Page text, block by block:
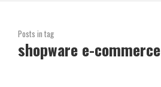
Posts in tag
shopware e-commerce